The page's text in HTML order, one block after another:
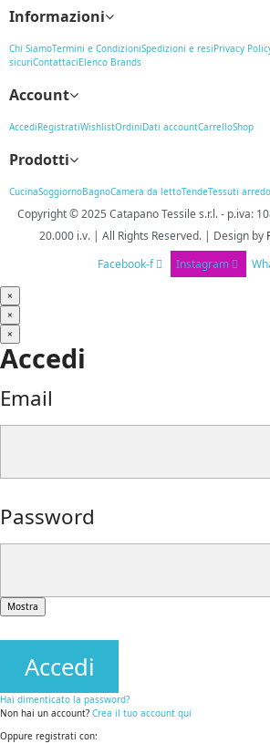
Informazioni
Chi SiamoTermini e CondizioniSpedizioni e resiPrivacy
sicuriContattaciElenco Brands
Account
AccediRegistratiWishlistOrdiniDati accountCarrelloShop
Prodotti
CucinaSoggiornoBagnoCamera da lettoTendeTessuti arredo
Copyright © 2025 Catapano Tessile s.r.l.- p.iva:
20.000 i.v. | All Rights Reserved. | Designby
Facebook-f
Instagram
×
×
×
Accedi
Email
Password
Mostra
Accedi
Hai dimenticato la password?
Non hai un account? Crea il tuo account qui
Oppure registrati con: